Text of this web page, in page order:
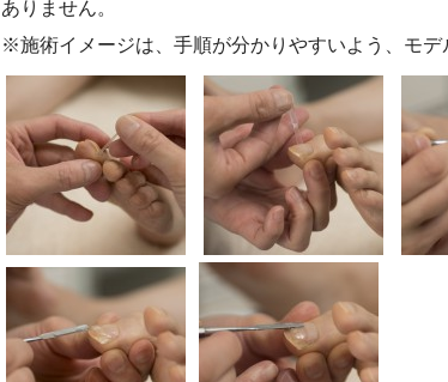
ありません。
※施術イメージは、手順が分かりやすいよう、モデ